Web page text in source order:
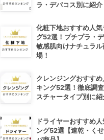
ラ・デパコス別に紹介
化粧下地おすすめ人
グ52選！プチプラ・デ
敏感肌向けナチュラ
場！
クレンジングおすす
キング52選！徹底調
スチャータイプ別に紹
ドライヤーおすすめ
ング52選【速乾・く